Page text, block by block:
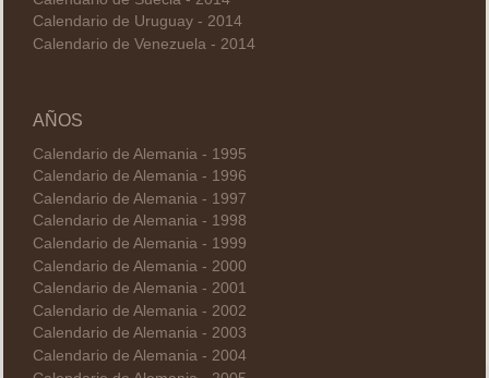
Calendario de Uruguay - 2014
Calendario de Venezuela - 2014
AÑOS
Calendario de Alemania - 1995
Calendario de Alemania - 1996
Calendario de Alemania - 1997
Calendario de Alemania - 1998
Calendario de Alemania - 1999
Calendario de Alemania - 2000
Calendario de Alemania - 2001
Calendario de Alemania - 2002
Calendario de Alemania - 2003
Calendario de Alemania - 2004